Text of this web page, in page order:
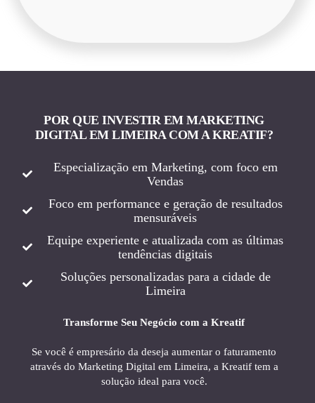
POR QUE INVESTIR EM MARKETING
DIGITAL EM LIMEIRA COM A KREATIF?
Especialização em Marketing, com foco em
Vendas
Foco em performance e geração de resultados
mensuráveis
Equipe experiente e atualizada com as últimas
tendências digitais
Soluções personalizadas para a cidade de
Limeira
Transforme Seu Negócio com a Kreatif
Se você é empresário da deseja aumentar o faturamento
através do Marketing Digital em Limeira, a Kreatif tem a
solução ideal para você.